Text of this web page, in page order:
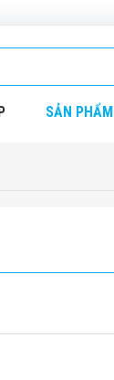
SẢN PHẨM